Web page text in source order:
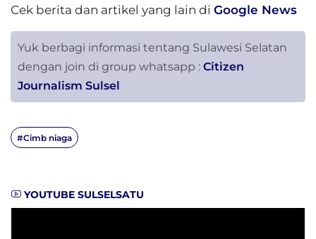
Cek berita dan artikel yang lain di Google News
Yuk berbagi informasi tentang Sulawesi Selatan
dengan join di group whatsapp : Citizen
Journalism Sulsel
#Cimb niaga
YOUTUBE SULSELSATU